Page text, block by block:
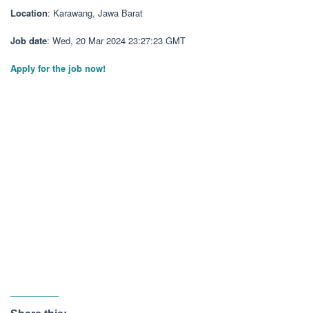
Location: Karawang, Jawa Barat
Job date: Wed, 20 Mar 2024 23:27:23 GMT
Apply for the job now!